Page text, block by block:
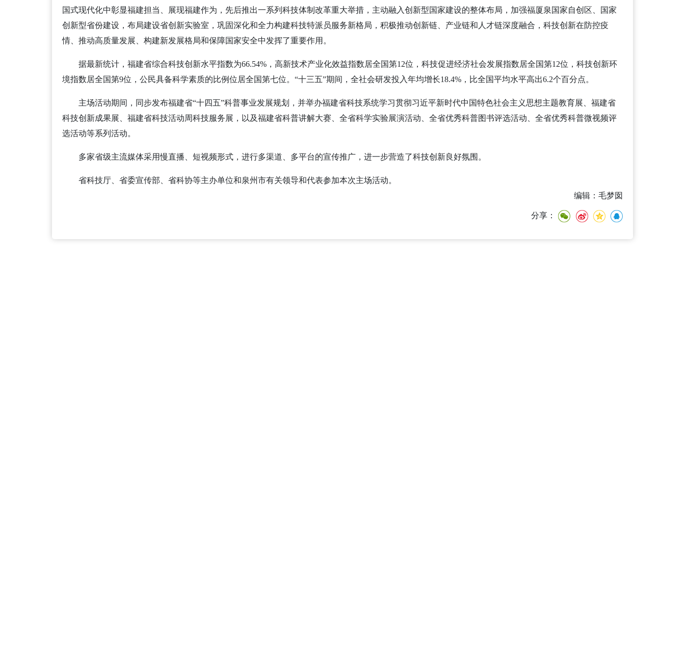
国式现代化中彰显福建担当、展现福建作为，先后推出一系列科技体制改革重大举措，主动融入创新型国家建设的整体布局，加强福厦泉国家自创区、国家
创新型省份建设，布局建设省创新实验室，巩固深化和全力构建科技特派员服务新格局，积极推动创新链、产业链和人才链深度融合，科技创新在防控疫
情、推动高质量发展、构建新发展格局和保障国家安全中发挥了重要作用。
据最新统计，福建省综合科技创新水平指数为66.54%，高新技术产业化效益指数居全国第12位，科技促进经济社会发展指数居全国第12位，科技创新环
境指数居全国第9位，公民具备科学素质的比例位居全国第七位。“十三五”期间，全社会研发投入年均增长18.4%，比全国平均水平高出6.2个百分点。
主场活动期间，同步发布福建省“十四五”科普事业发展规划，并举办福建省科技系统学习贯彻习近平新时代中国特色社会主义思想主题教育展、福建省
科技创新成果展、福建省科技活动周科技服务展，以及福建省科普讲解大赛、全省科学实验展演活动、全省优秀科普图书评选活动、全省优秀科普微视频评
选活动等系列活动。
多家省级主流媒体采用慢直播、短视频形式，进行多渠道、多平台的宣传推广，进一步营造了科技创新良好氛围。
省科技厅、省委宣传部、省科协等主办单位和泉州市有关领导和代表参加本次主场活动。
编辑：毛梦囡
分享：